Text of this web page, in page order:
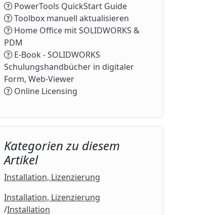
PowerTools QuickStart Guide
Toolbox manuell aktualisieren
Home Office mit SOLIDWORKS &
PDM
E-Book - SOLIDWORKS
Schulungshandbücher in digitaler
Form, Web-Viewer
Online Licensing
Kategorien zu diesem
Artikel
Installation, Lizenzierung
Installation, Lizenzierung
Installation